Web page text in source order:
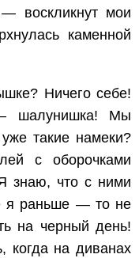
воскликнут мои
каменной
Ничего себе!
шалунишка! Мы
такие намеки?
с оборочками
знаю, что с ними
я раньше — то не
на черный день!
когда на диванах